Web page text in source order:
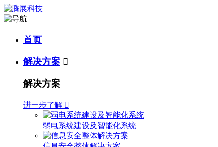
首页
解决方案 
解决方案
进一步了解 
弱电系统建设及智能化系统